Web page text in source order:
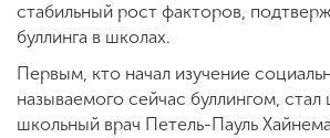
стабильный рост факторов,
буллинга в школах.
Первым, кто начал изучение
называемого сейчас буллингом,
школьный врач Петель-Пауль